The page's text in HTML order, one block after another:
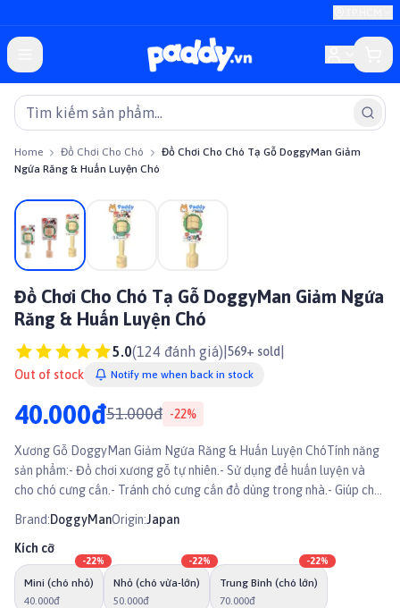
Home Đồ Chơi Cho Chó
Đồ Chơi Cho Chó Tạ Gỗ DoggyMan Giảm
Ngứa Răng & Huấn Luyện Chó
On sale
Đồ Chơi Cho Chó Tạ Gỗ DoggyMan Giảm Ngứa
Răng & Huấn Luyện Chó
5.0(124 đánh giá) 569+ sold
Out of stock Notify me when back in stock
40.000đ51.000đ -22%
Xương Gỗ DoggyMan Giảm Ngứa Răng & Huấn Luyện ChóTính năng
sản phẩm:- Đồ chơi xương gỗ tự nhiên.- Sử dụng để huấn luyện và
cho chó cưng cắn.- Tránh chó cưng cắn đồ dùng trong nhà.- Giúp chó
Brand:DoggyManOrigin:Japan
Kích cỡ
Mini (chó nhỏ)
40.000đ
-22%
Nhỏ (chó vừa-lớn)
50.000đ
-22%
Trung Bình (chó lớn)
70.000đ
-22%